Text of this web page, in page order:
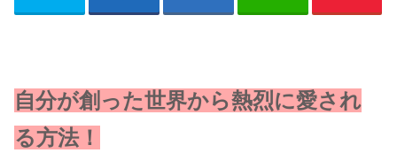
自分が創った世界から熱烈に愛され
る方法！